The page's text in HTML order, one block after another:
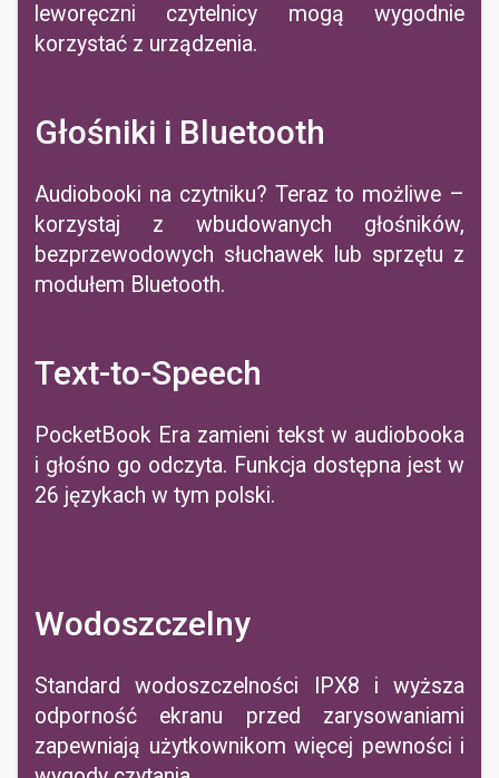
leworęczni czytelnicy mogą wygodnie
korzystać z urządzenia.
Głośniki i Bluetooth
Audiobooki na czytniku? Teraz to możliwe –
korzystaj z wbudowanych głośników,
bezprzewodowych słuchawek lub sprzętu z
modułem Bluetooth.
Text-to-Speech
PocketBook Era zamieni tekst w audiobooka
i głośno go odczyta. Funkcja dostępna jest w
26 językach w tym polski.
Wodoszczelny
Standard wodoszczelności IPX8 i wyższa
odporność ekranu przed zarysowaniami
zapewniają użytkownikom więcej pewności i